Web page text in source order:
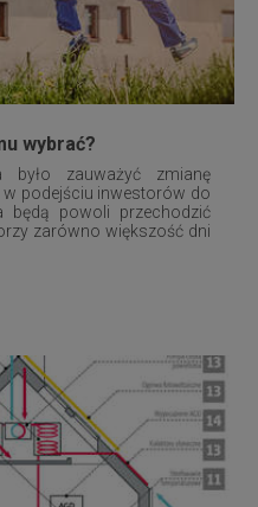
wybrać?
było zauważyć zmianę
podejściu inwestorów do
będą powoli przechodzić
zarówno większość dni